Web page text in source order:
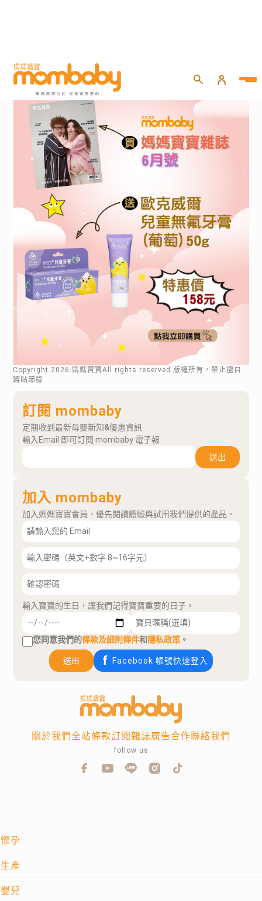
Copyright 2026 .媽媽寶寶All rights reserved.版權所有，禁止擅自
轉貼節錄
訂閱 mombaby
定期收到最新母嬰新知&優惠資訊
輸入Email 即可訂閱 mombaby 電子報
送出
加入 mombaby
加入媽媽寶寶會員，優先閱讀體驗與試用我們提供的產品。
輸入寶寶的生日，讓我們記得寶寶重要的日子。
您同意我們的條款及細則條件和隱私政策 。
送出 Facebook 帳號快速登入
懷孕
生產
嬰兒
關於我們全站條款訂閱雜誌廣告合作聯絡我們
follow us